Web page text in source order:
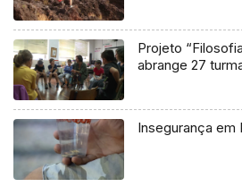
Projeto
abrange 27
Insegurança em